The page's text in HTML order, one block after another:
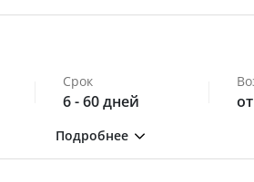
Срок
6 - 60 дней